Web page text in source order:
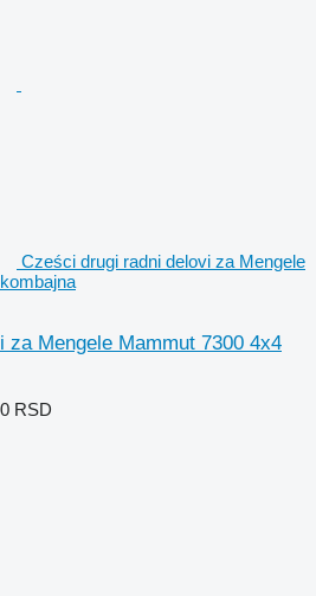
Cześci drugi radni delovi za Mengele
Mengele Mammut 7300 4x4
RSD